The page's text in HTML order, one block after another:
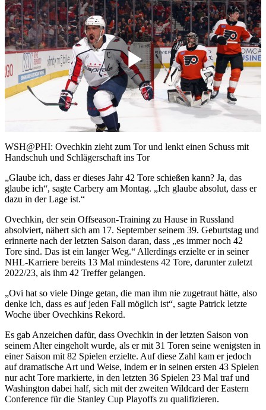
Play
Video
WSH@PHI: Ovechkin zieht zum Tor und lenkt einen Schuss mit
Handschuh und Schlägerschaft ins Tor
„Glaube ich, dass er dieses Jahr 42 Tore schießen kann? Ja, das
glaube ich“, sagte Carbery am Montag. „Ich glaube absolut, dass er
dazu in der Lage ist.“
Ovechkin, der sein Offseason-Training zu Hause in Russland
absolviert, nähert sich am 17. September seinem 39. Geburtstag und
erinnerte nach der letzten Saison daran, dass „es immer noch 42
Tore sind. Das ist ein langer Weg.“ Allerdings erzielte er in seiner
NHL-Karriere bereits 13 Mal mindestens 42 Tore, darunter zuletzt
2022/23, als ihm 42 Treffer gelangen.
„Ovi hat so viele Dinge getan, die man ihm nie zugetraut hätte, also
denke ich, dass es auf jeden Fall möglich ist“, sagte Patrick letzte
Woche über Ovechkins Rekord.
Es gab Anzeichen dafür, dass Ovechkin in der letzten Saison von
seinem Alter eingeholt wurde, als er mit 31 Toren seine wenigsten in
einer Saison mit 82 Spielen erzielte. Auf diese Zahl kam er jedoch
auf dramatische Art und Weise, indem er in seinen ersten 43 Spielen
nur acht Tore markierte, in den letzten 36 Spielen 23 Mal traf und
Washington dabei half, sich mit der zweiten Wildcard der Eastern
Conference für die Stanley Cup Playoffs zu qualifizieren.